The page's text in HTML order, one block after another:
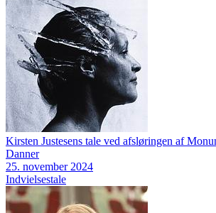
Kirsten Justesens tale ved afsløringen af
Danner
25. november 2024
Indvielsestale